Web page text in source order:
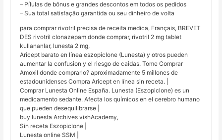
– Pílulas de bônus e grandes descontos em todos os pedidos
– Sua total satisfação garantida ou seu dinheiro de volta
para comprar rivotril precisa de receita medica, Français, BREVET
DES rivotril clonazepam donde comprar, rivotril 2 mg tablet
kullananlar, lunesta 2 mg,
Aricept barato en línea eszopiclone (Lunesta) y otros pueden
aumentar la confusion y el riesgo de caidas. Tome Comprar
Amoxil donde comprarlo? aproximadamente 5 millones de
estadounidenses Compra Aricept en línea sin receta. |
Comprar Lunesta Online España. Lunesta (Eszopiclone) es un
medicamento sedante. Afecta los químicos en el cerebro humano
que pueden desequilibrarse |
buy lunesta Archives vishAcademy,
Sin receta Eszopiclone |
Lunesta online SSM |